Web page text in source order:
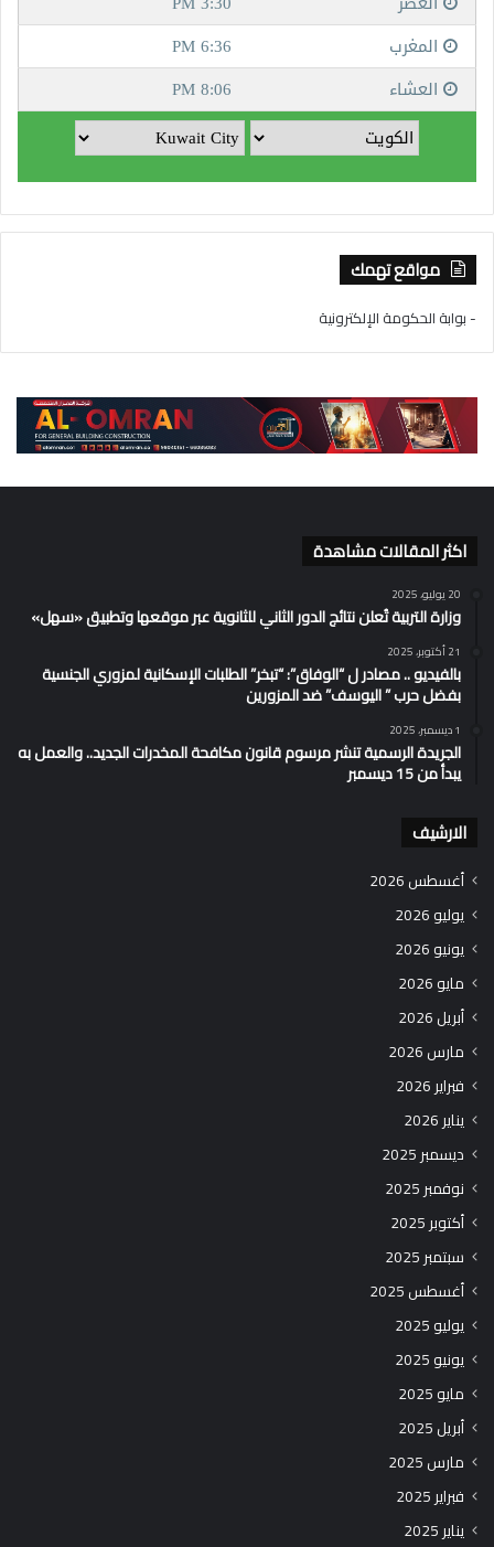
مواقع تهمك
- بوابة الحكومة الإلكترونية
اكثر المقالات مشاهدة
20 يوليو، 2025
وزارة التربية تُعلن نتائج الدور الثاني للثانوية عبر موقعها وتطبيق «سهل»
21 أكتوبر، 2025
بالفيديو .. مصادر ل “الوفاق”: “تبخر” الطلبات الإسكانية لمزوري الجنسية
بفضل حرب ” اليوسف” ضد المزورين
1 ديسمبر، 2025
الجريدة الرسمية تنشر مرسوم قانون مكافحة المخدرات الجديد.. والعمل به
يبدأ من 15 ديسمبر
الارشيف
أغسطس 2026
يوليو 2026
يونيو 2026
مايو 2026
أبريل 2026
مارس 2026
فبراير 2026
يناير 2026
ديسمبر 2025
نوفمبر 2025
أكتوبر 2025
سبتمبر 2025
أغسطس 2025
يوليو 2025
يونيو 2025
مايو 2025
أبريل 2025
مارس 2025
فبراير 2025
يناير 2025